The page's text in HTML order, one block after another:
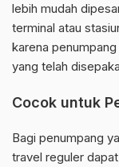
lebih mudah
terminal atau
karena
yang telah
Cocok untuk
Bagi penumpang
travel reguler